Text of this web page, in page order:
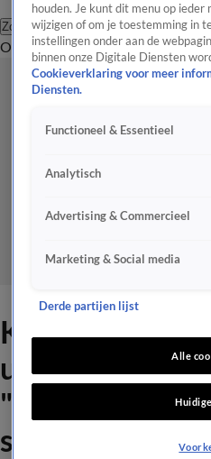
Zoeken
OverzichtEntertainment
Kijkers
unaniem over
"Maar wie de
stinkdier?!"
houden. Je kunt dit menu op
wijzigen of om je toestemming in
instellingen onder aan de
binnen onze Digitale Diensten
Cookieverklaring voor meer
Diensten.
Functioneel & Essentieel
Analytisch
Advertising & Commercieel
Marketing & Social media
Derde partijen lijst
Alle